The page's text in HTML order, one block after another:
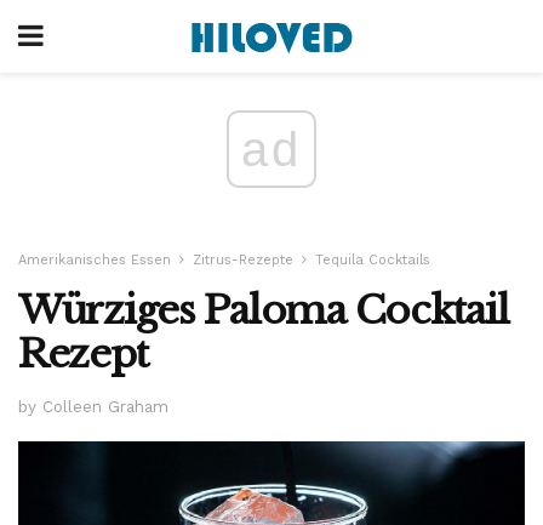
ad
Amerikanisches Essen Zitrus-Rezepte Tequila Cocktails
Würziges Paloma Cocktail
Rezept
by Colleen Graham